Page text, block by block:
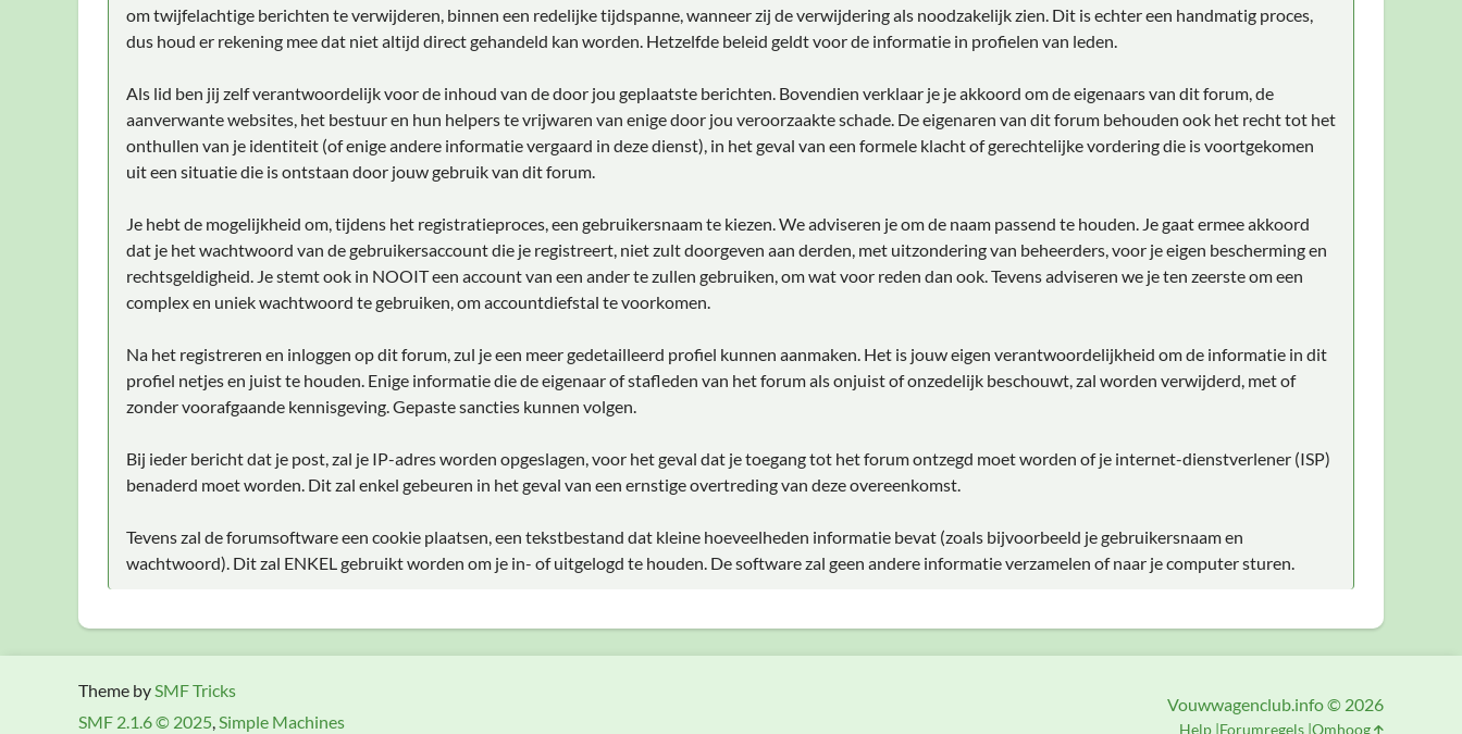
om twijfelachtige berichten te verwijderen, binnen een redelijke tijdspanne, wanneer zij de verwijdering als noodzakelijk zien. Dit is echter een handmatig proces,
dus houd er rekening mee dat niet altijd direct gehandeld kan worden. Hetzelfde beleid geldt voor de informatie in profielen van leden.
Als lid ben jij zelf verantwoordelijk voor de inhoud van de door jou geplaatste berichten. Bovendien verklaar je je akkoord om de eigenaars van dit forum, de
aanverwante websites, het bestuur en hun helpers te vrijwaren van enige door jou veroorzaakte schade. De eigenaren van dit forum behouden ook het recht tot het
onthullen van je identiteit (of enige andere informatie vergaard in deze dienst), in het geval van een formele klacht of gerechtelijke vordering die is voortgekomen
uit een situatie die is ontstaan door jouw gebruik van dit forum.
Je hebt de mogelijkheid om, tijdens het registratieproces, een gebruikersnaam te kiezen. We adviseren je om de naam passend te houden. Je gaat ermee akkoord
dat je het wachtwoord van de gebruikersaccount die je registreert, niet zult doorgeven aan derden, met uitzondering van beheerders, voor je eigen bescherming en
rechtsgeldigheid. Je stemt ook in NOOIT een account van een ander te zullen gebruiken, om wat voor reden dan ook. Tevens adviseren we je ten zeerste om een
complex en uniek wachtwoord te gebruiken, om accountdiefstal te voorkomen.
Na het registreren en inloggen op dit forum, zul je een meer gedetailleerd profiel kunnen aanmaken. Het is jouw eigen verantwoordelijkheid om de informatie in dit
profiel netjes en juist te houden. Enige informatie die de eigenaar of stafleden van het forum als onjuist of onzedelijk beschouwt, zal worden verwijderd, met of
zonder voorafgaande kennisgeving. Gepaste sancties kunnen volgen.
Bij ieder bericht dat je post, zal je IP-adres worden opgeslagen, voor het geval dat je toegang tot het forum ontzegd moet worden of je internet-dienstverlener (ISP)
benaderd moet worden. Dit zal enkel gebeuren in het geval van een ernstige overtreding van deze overeenkomst.
Tevens zal de forumsoftware een cookie plaatsen, een tekstbestand dat kleine hoeveelheden informatie bevat (zoals bijvoorbeeld je gebruikersnaam en
wachtwoord). Dit zal ENKEL gebruikt worden om je in- of uitgelogd te houden. De software zal geen andere informatie verzamelen of naar je computer sturen.
Theme bySMF Tricks
SMF 2.1.6 © 2025,Simple Machines
Vouwwagenclub.info © 2026
Help Forumregels Omhoog